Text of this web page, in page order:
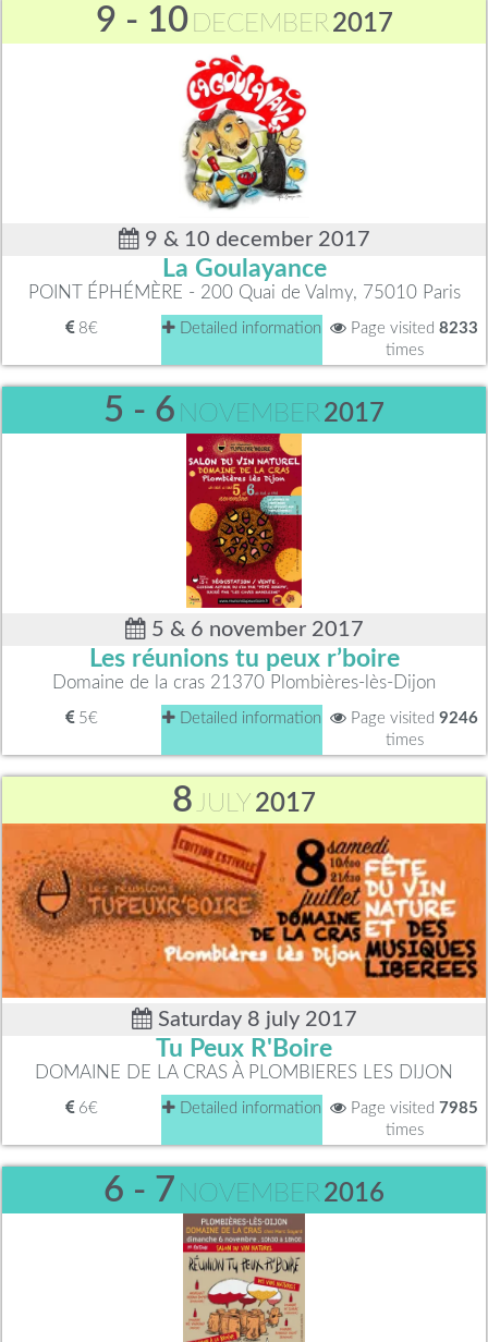
9 - 10 DECEMBER2017
9 & 10 december 2017
La Goulayance
POINT ÉPHÉMÈRE - 200 Quai de Valmy, 75010 Paris
8€ Detailed information Page visited 8233
times
5 - 6 NOVEMBER2017
5 & 6 november 2017
Les réunions tu peux r’boire
Domaine de la cras 21370 Plombières-lès-Dijon
5€ Detailed information Page visited 9246
times
8JULY 2017
Saturday 8 july 2017
Tu Peux R'Boire
DOMAINE DE LA CRAS À PLOMBIERES LES DIJON
6€ Detailed information Page visited 7985
times
6 - 7 NOVEMBER2016